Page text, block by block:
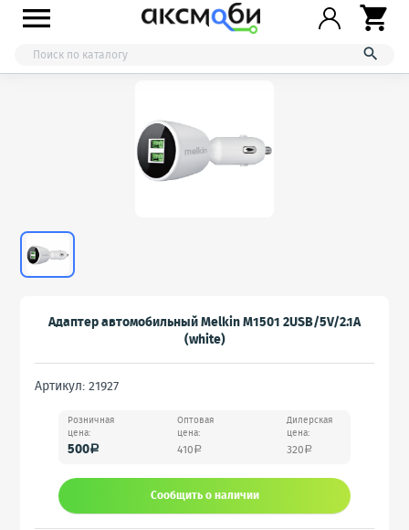



Адаптер автомобильный Melkin M1501 2USB/5V/2.1A
(white)
Артикул: 21927
Розничная
цена:
500a
Оптовая
цена:
410 a
Дилерская
цена:
320 a
Сообщить o наличии